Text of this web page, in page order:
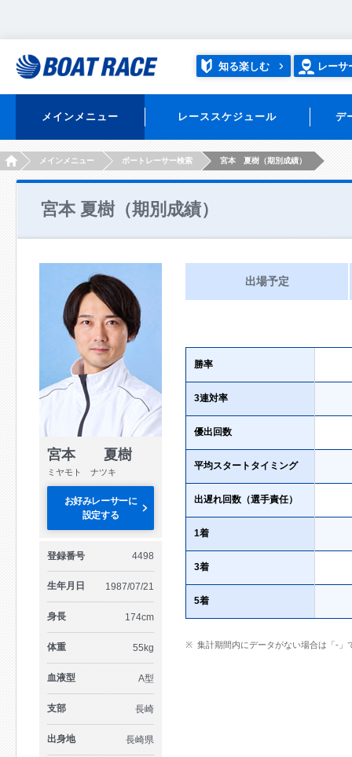
知る楽しむ レーサ
メインメニュー レーススケジュール デ
HOMEメインメニュー ボートレーサー検索 宮本 夏樹（期別成績）
宮本 夏樹（期別成績）
宮本 夏樹
ミヤモト ナツキ
お好みレーサーに
設定する
登録番号 4498
生年月日 1987/07/21
身長 174cm
体重 55kg
血液型 A型
支部 長崎
出身地 長崎県
出場予定
勝率
3連対率
優出回数
平均スタートタイミング
出遅れ回数（選手責任）
1着
3着
5着
集計期間内にデータがない場合は「-」